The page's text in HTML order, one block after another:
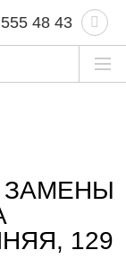
48 43
ЗАМЕНЫ
129